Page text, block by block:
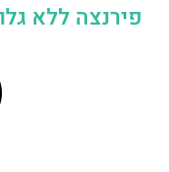
פירנצה ללא